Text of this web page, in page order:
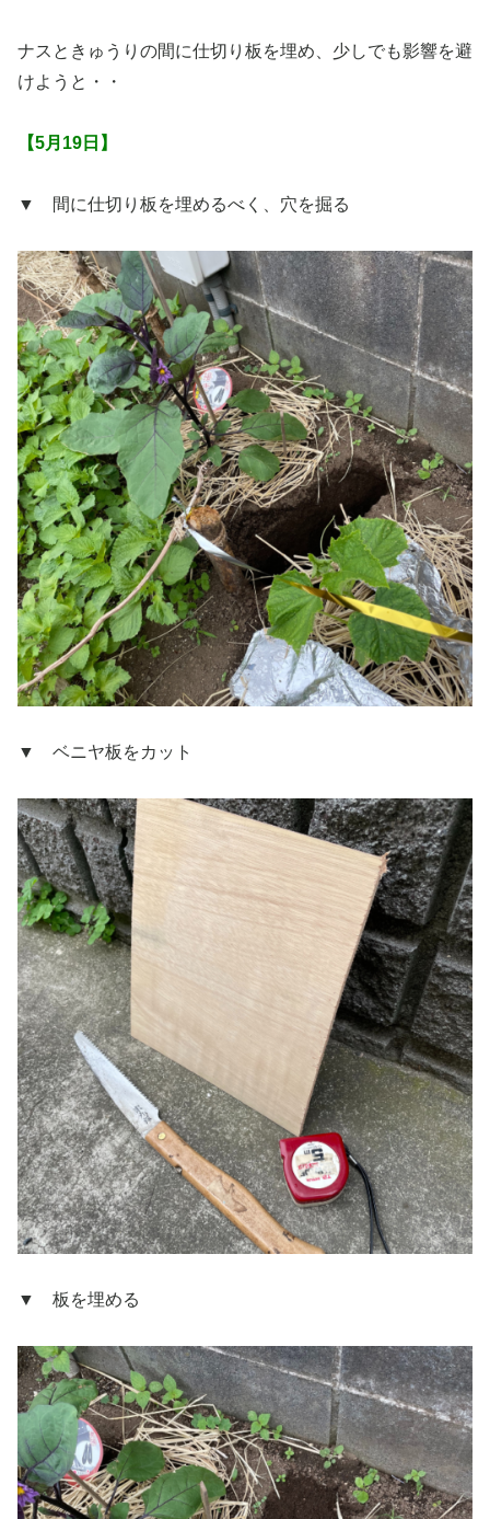
ナスときゅうりの間に仕切り板を埋め、少しでも影響を避
けようと・・
【5月19日】
▼ 間に仕切り板を埋めるべく、穴を掘る
▼ ベニヤ板をカット
▼ 板を埋める